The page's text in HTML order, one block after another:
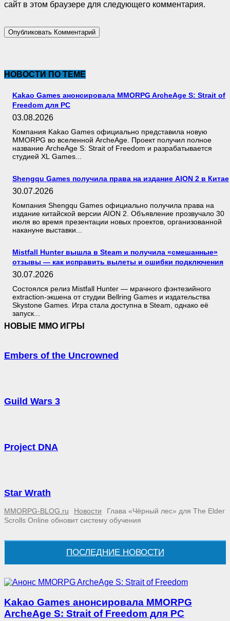
сайт в этом браузере для следующего комментария.
НОВОСТИ ПО ТЕМЕ
Kakao Games анонсировала MMORPG ArcheAge S: Strait of
Freedom для PC
03.08.2026
Компания Kakao Games официально представила новую
MMORPG во вселенной ArcheAge. Проект получил полное
название ArcheAge S: Strait of Freedom и разрабатывается
студией XL Games...
Shengqu Games получила права на издание AION 2 в Китае
30.07.2026
Компания Shengqu Games официально получила права на
издание китайской версии AION 2. Объявление прозвучало 30
июля во время презентации новых проектов, организованной
накануне выставки...
Mistfall Hunter вышла в Steam и получила «смешанные»
отзывы — как исправить вылеты и ошибки подключения
30.07.2026
Состоялся релиз Mistfall Hunter — мрачного фэнтезийного
extraction-экшена от студии Bellring Games и издательства
Skystone Games. Игра стала доступна в Steam, однако её
запуск...
НОВЫЕ MMO ИГРЫ
Embers of the Uncrowned
Guild Wars 3
Project DNA
Star Wrath
MMORPG-BLOG.ru Новости
Глава «Чёрный лес» для The Elder
Scrolls Online обновит систему обучения
ПОСЛЕДНИЕ НОВОСТИ
Kakao Games анонсировала MMORPG
ArcheAge S: Strait of Freedom для PC